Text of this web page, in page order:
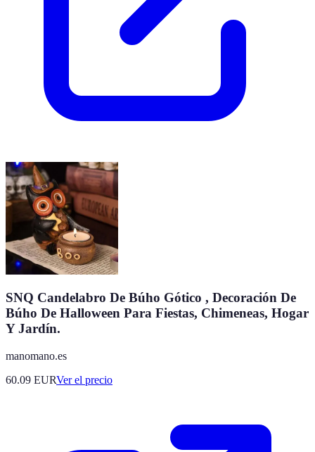
SNQ Candelabro De Búho Gótico , Decoración De
Búho De Halloween Para Fiestas, Chimeneas, Hogar
Y Jardín.
manomano.es
60.09 EURVer el precio